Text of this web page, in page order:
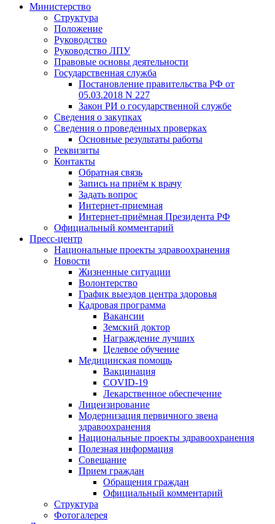
Министерство
Структура
Положение
Руководство
Руководство ЛПУ
Правовые основы деятельности
Государственная служба
Постановление правительства РФ от
05.03.2018 N 227
Закон РИ о государственной службе
Сведения о закупках
Сведения о проведенных проверках
Основные результаты работы
Реквизиты
Контакты
Обратная связь
Запись на приём к врачу
Задать вопрос
Интернет-приемная
Интернет-приёмная Президента РФ
Официальный комментарий
Пресс-центр
Национальные проекты здравоохранения
Новости
Жизненные ситуации
Волонтерство
График выездов центра здоровья
Кадровая программа
Вакансии
Земский доктор
Награждение лучших
Целевое обучение
Медицинская помощь
Вакцинация
COVID-19
Лекарственное обеспечение
Лицензирование
Модернизация первичного звена
здравоохранения
Национальные проекты здравоохранения
Полезная информация
Совещание
Прием граждан
Обращения граждан
Официальный комментарий
Структура
Фотогалерея